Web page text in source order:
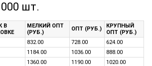
шт.
В
МЕЛКИЙ ОПТ
(РУБ.)
ОПТ (РУБ.)
КРУПНЫЙ
ОПТ (РУБ.)
832.00 728.00
624.00
1184.00 1036.00
888.00
1360.00 1190.00
1020.00